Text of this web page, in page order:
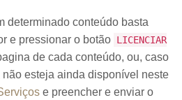
determinado conteúdo basta
e pressionar o botão LICENCIAR
de cada conteúdo, ou, caso
esteja ainda disponível neste
e preencher e enviar o